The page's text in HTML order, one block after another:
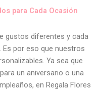
para Cada Ocasión
gustos diferentes y cada
por eso que nuestros
Ya sea que
un aniversario o una
en Regala Flores